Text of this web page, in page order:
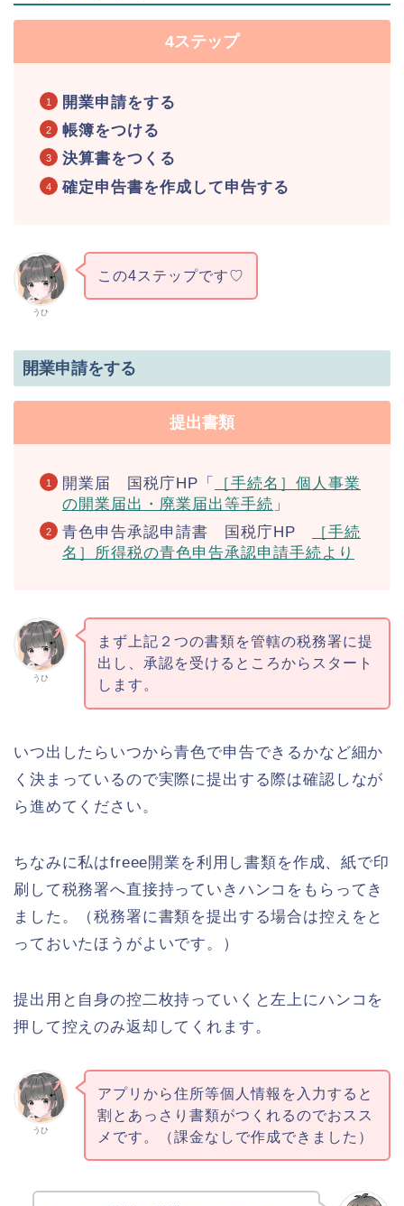
4ステップ
開業申請をする
帳簿をつける
決算書をつくる
確定申告書を作成して申告する
うひ
この4ステップです♡
開業申請をする
提出書類
開業届 国税庁HP「
［手続名］個人事業
の開業届出・廃業届出等手続 」
青色申告承認申請書 国税庁HP
［手続
名］所得税の青色申告承認申請手続より
うひ
まず上記２つの書類を管轄の税務署に提
出し、承認を受けるところからスタート
します。
いつ出したらいつから青色で申告できるかなど細か
く決まっているので実際に提出する際は確認しなが
ら進めてください。
ちなみに私はfreee開業を利用し書類を作成、紙で印
刷して税務署へ直接持っていきハンコをもらってき
ました。（税務署に書類を提出する場合は控えをと
っておいたほうがよいです。）
提出用と自身の控二枚持っていくと左上にハンコを
押して控えのみ返却してくれます。
うひ
アプリから住所等個人情報を入力すると
割とあっさり書類がつくれるのでおスス
メです。（課金なしで作成できました）